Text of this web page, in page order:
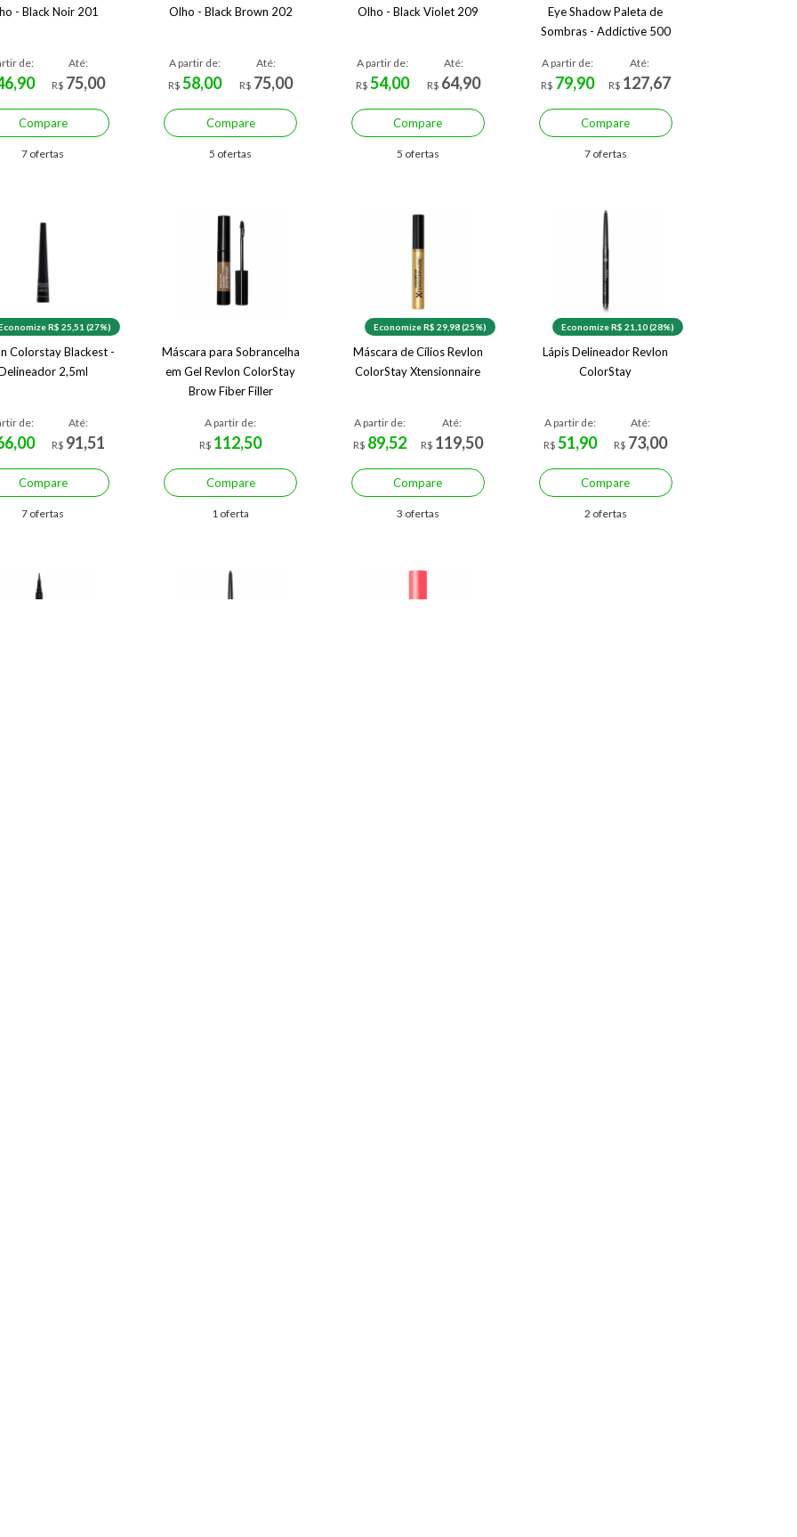
- Black Noir 201
de:
Até:
R$ 75,00
Compare
7 ofertas
Olho - Black Brown 202
A partir de:
R$58,00
Até:
R$ 75,00
Compare
5 ofertas
Olho - Black Violet 209
A partir de:
R$54,00
Até:
R$ 64,90
Compare
5 ofertas
Eye Shadow Paleta de
Sombras - Addictive 500
A partir de:
R$ 79,90
Até:
R$ 127,67
Compare
7 ofertas
R$ 25,51 (27%)
Colorstay Blackest -
2,5ml
de:
Até:
R$ 91,51
Compare
7 ofertas
Máscara para Sobrancelha
em Gel Revlon ColorStay
Brow Fiber Filler
A partir de:
R$ 112,50
Compare
1 oferta
Economize R$ 29,98 (25%)
Máscara de Cílios Revlon
ColorStay Xtensionnaire
A partir de:
R$ 89,52
Até:
R$ 119,50
Compare
3 ofertas
Economize R$ 21,10 (28%)
Lápis Delineador Revlon
ColorStay
A partir de:
R$ 51,90
Até:
R$ 73,00
Compare
2 ofertas